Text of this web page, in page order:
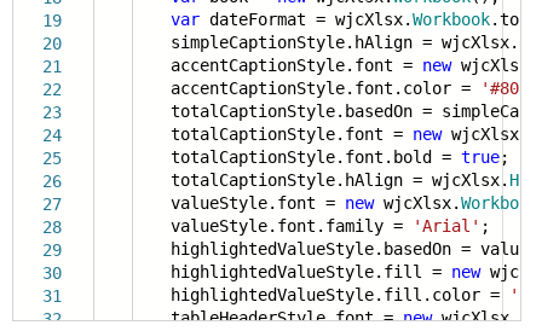
19
20
21
22
23
24
25
26
27
28
29
30
31
32
var dateFormat = wjcXlsx.Workbook
simpleCaptionStyle.hAlign = wjcXlsx.
accentCaptionStyle.font = newwjcXlsx.
accentCaptionStyle.font.color =
totalCaptionStyle.basedOn =
totalCaptionStyle.font = newwjcXlsx.
totalCaptionStyle.font.bold = true;
totalCaptionStyle.hAlign = wjcXlsx.
valueStyle.font = newwjcXlsx.
valueStyle.font.family =
'Arial' ;
highlightedValueStyle.basedOn =
highlightedValueStyle.fill = new
highlightedValueStyle.fill.color =
tableHeaderStyle.font =newwjcXlsx.